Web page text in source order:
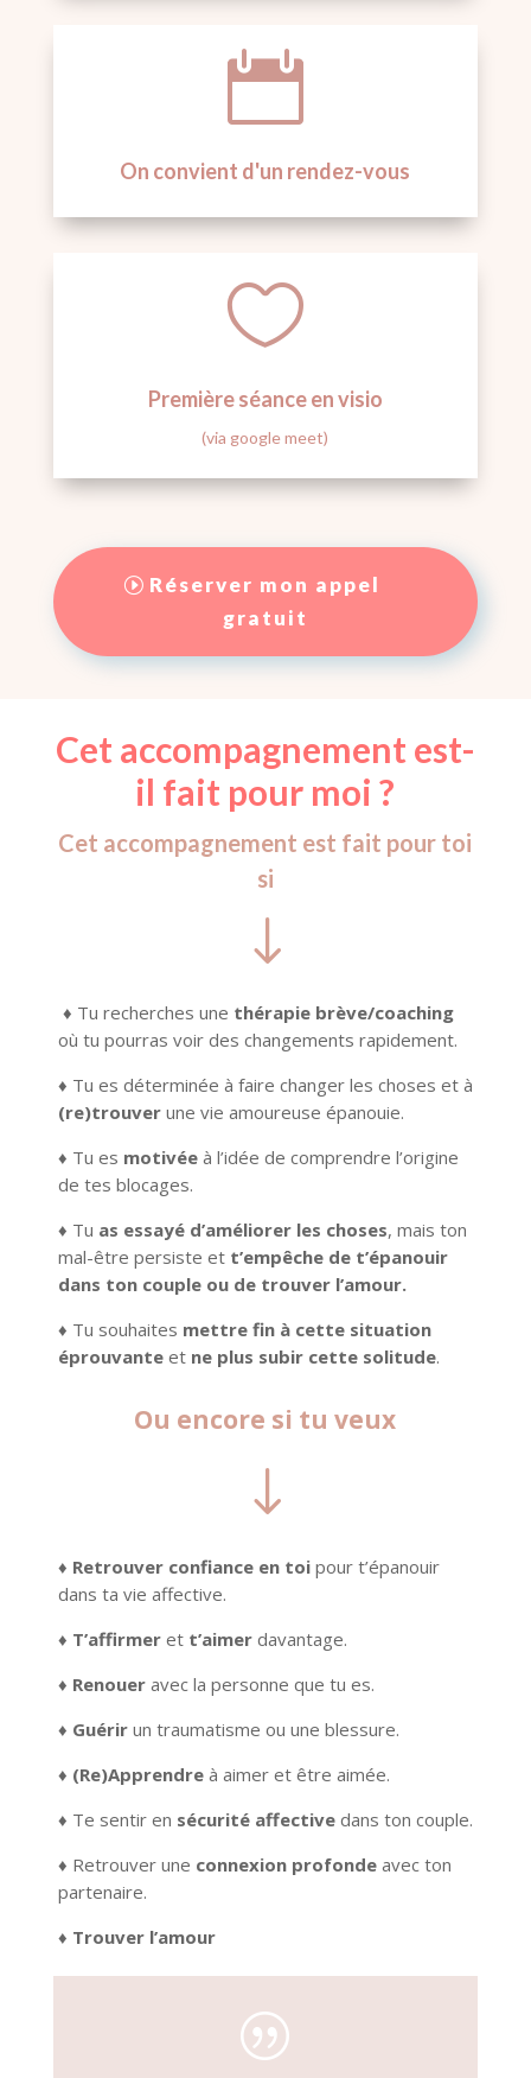

On convient d'un rendez-vous

Première séance en visio
(via google meet)
Réserver mon appel
gratuit
Cet accompagnement est-
il fait pour moi ?
Cet accompagnement est fait pour toi
si
"
♦ Tu recherches une thérapie brève/coaching
où tu pourras voir des changements rapidement.
♦ Tu es déterminée à faire changer les choses et à
(re)trouverune vie amoureuse épanouie.
♦ Tu es motivéeà l’idée de comprendre l’origine
de tes blocages.
♦ Tu as essayé d’améliorer les choses, mais ton
mal-être persiste et t’empêche de t’épanouir
dans ton couple ou de trouver l’amour.
♦ Tu souhaites mettre fin à cette situation
éprouvanteet ne plus subir cette solitude.
Ou encore si tu veux
"
♦ Retrouver confiance en toipour t’épanouir
dans ta vie affective.
♦ T’affirmerett’aimerdavantage.
♦ Renoueravec la personne que tu es.
♦ Guérirun traumatisme ou une blessure.
♦ (Re)Apprendreà aimer et être aimée.
♦ Te sentir en sécurité affectivedans ton couple.
♦ Retrouver une connexion profondeavec ton
partenaire.
♦ Trouver l’amour
|